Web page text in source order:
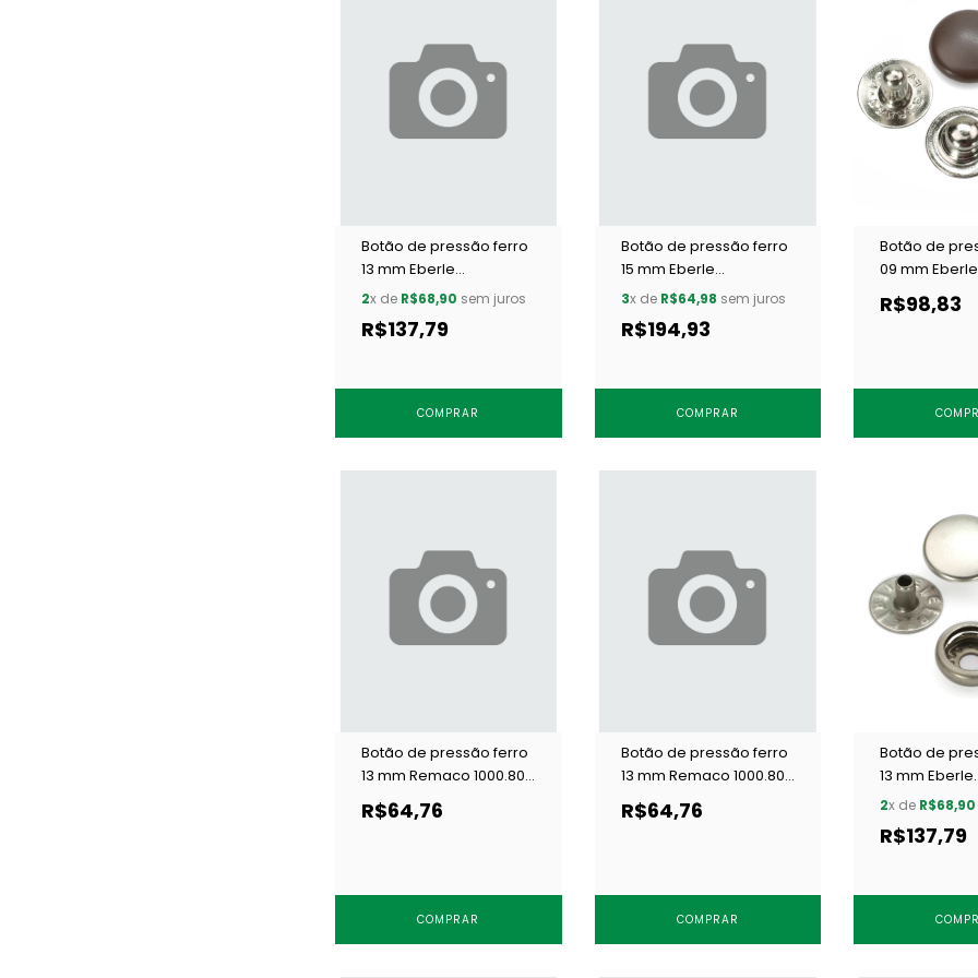
Botão de pressão ferro
13 mm Eberle
BT7.130.80.6.F COXT c/
2x de R$68,90 sem juros
R$137,79
COMPRAR
Botão de pressão ferro
15 mm Eberle
BT7.150.100.6.F LOT c/ 200
3x de R$64,98 sem juros
R$194,93
COMPRAR
Botão de
09 mm Eberle
BT7.090.36.F
un
R$98,83
Botão de pressão ferro
13 mm Remaco 1000.80
ZP c/ 200 un
R$64,76
COMPRAR
Botão de pressão ferro
13 mm Remaco 1000.80
OV c/ 200 un
R$64,76
COMPRAR
Botão de
13 mm Eberle
2x de R$68,90
R$137,79